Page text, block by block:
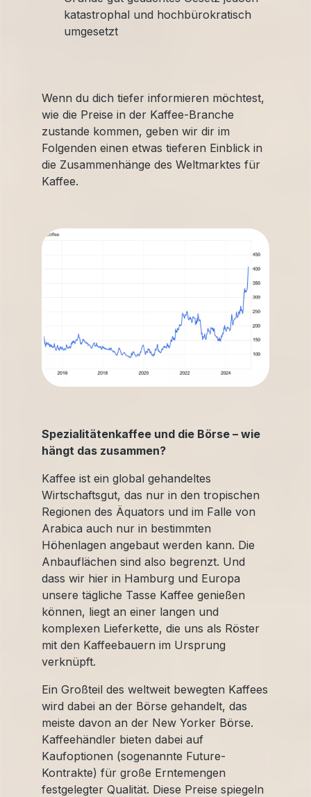
katastrophal und hochbürokratisch
umgesetzt
Wenn du dich tiefer informieren möchtest,
wie die Preise in der Kaffee-Branche
zustande kommen, geben wir dir im
Folgenden einen etwas tieferen Einblick in
die Zusammenhänge des Weltmarktes für
Kaffee.
Spezialitätenkaffee und die Börse – wie
hängt das zusammen?
Kaffee ist ein global gehandeltes
Wirtschaftsgut, das nur in den tropischen
Regionen des Äquators und im Falle von
Arabica auch nur in bestimmten
Höhenlagen angebaut werden kann. Die
Anbauflächen sind also begrenzt. Und
dass wir hier in Hamburg und Europa
unsere tägliche Tasse Kaffee genießen
können, liegt an einer langen und
komplexen Lieferkette, die uns als Röster
mit den Kaffeebauern im Ursprung
verknüpft.
Ein Großteil des weltweit bewegten Kaffees
wird dabei an der Börse gehandelt, das
meiste davon an der New Yorker Börse.
Kaffeehändler bieten dabei auf
Kaufoptionen (sogenannte Future-
Kontrakte) für große Erntemengen
festgelegter Qualität. Diese Preise spiegeln